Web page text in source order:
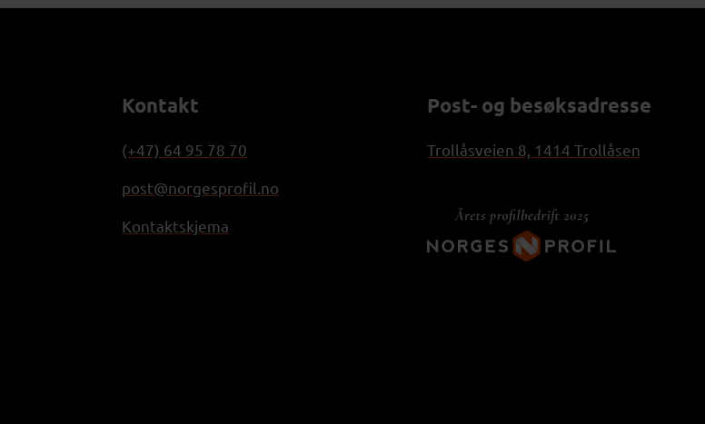
Kontakt
(+47) 64 95 78 70
post@norgesprofil.no
Kontaktskjema
Post- og besøksadresse
Trollåsveien 8, 1414 Trollåsen